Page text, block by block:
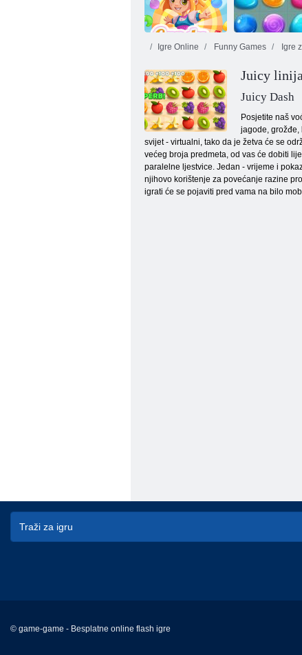
Sačuvajte voće
Bubble Shooter
HD
1001 arapske
noći
Kiša bombona 4 Kiša bombona 3
Igre Online Funny Games Igre
Juicy linija
Juicy Dash
Posjetite naš
jagode, grožđe,
svijet - virtualni, tako da je žetva će se
većeg broja predmeta, od vas će dobiti
paralelne ljestvice. Jedan - vrijeme i
njihovo korištenje za povećanje razine
igrati će se pojaviti pred vama na bilo
© game-game - Besplatne online flash igre